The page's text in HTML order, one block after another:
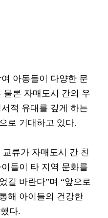
아동들이 다양한 문
물론 자매도시 간의 우
적 유대를 깊게 하는
로 기대하고 있다.
류가 자매도시 간 친
들이 타 지역 문화를
길 바란다”며 “앞으로
해 아이들의 건강한
다.